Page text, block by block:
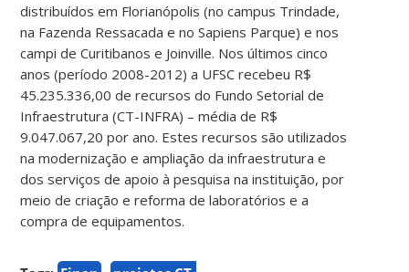
distribuídos em Florianópolis (no campus Trindade,
na Fazenda Ressacada e no Sapiens Parque) e nos
campi de Curitibanos e Joinville. Nos últimos cinco
anos (período 2008-2012) a UFSC recebeu R$
45.235.336,00 de recursos do Fundo Setorial de
Infraestrutura (CT-INFRA) – média de R$
9.047.067,20 por ano. Estes recursos são utilizados
na modernização e ampliação da infraestrutura e
dos serviços de apoio à pesquisa na instituição, por
meio de criação e reforma de laboratórios e a
compra de equipamentos.